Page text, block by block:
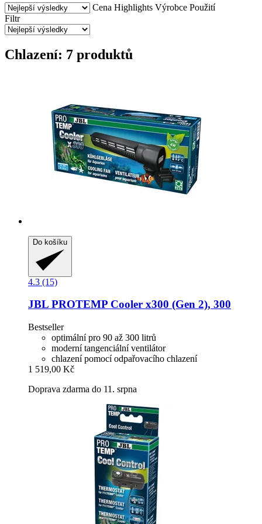
Cena Highlights Výrobce Použití
Filtr
Chlazení: 7 produktů
Do košíku
4.3 (15)
JBL PROTEMP Cooler x300 (Gen 2), 300
Bestseller
optimální pro 90 až 300 litrů
moderní tangenciální ventilátor
chlazení pomocí odpařovacího chlazení
1 519,00 Kč
Doprava zdarma do 11. srpna